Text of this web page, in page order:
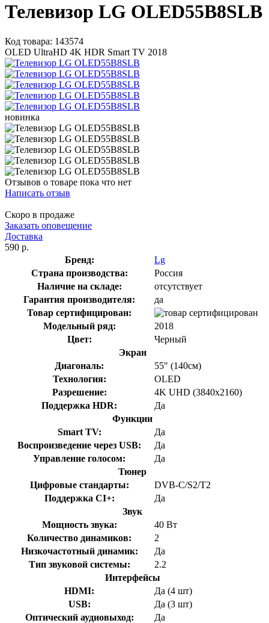
Телевизор LG OLED55B8SLB
Код товара: 143574
OLED UltraHD 4K HDR Smart TV 2018
новинка
Отзывов о товаре пока что нет
Написать отзыв
Скоро в продаже
Заказать оповещение
Доставка
590 р.
Бренд:
Lg
Страна производства:
Россия
Наличие на складе:
отсутствует
Гарантия производителя:
да
Товар сертифицирован:
Модельный ряд:
2018
Цвет:
Черный
Экран
Диагональ:
55" (140см)
Технология:
OLED
Разрешение:
4K UHD (3840x2160)
Поддержка HDR:
Да
Функции
Smart TV:
Да
Воспроизведение через USB:
Да
Управление голосом:
Да
Тюнер
Цифровые стандарты:
DVB-C/S2/T2
Поддержка CI+:
Да
Звук
Мощность звука:
40 Вт
Количество динамиков:
2
Низкочастотный динамик:
Да
Тип звуковой системы:
2.2
Интерфейсы
HDMI:
Да (4 шт)
USB:
Да (3 шт)
Оптический аудиовыход:
Да